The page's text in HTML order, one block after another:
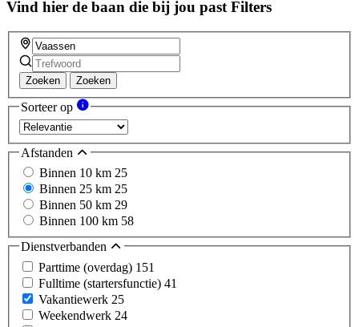
Vind hier de baan die bij jou past Filters
Zoeken Zoeken
Sorteer op
Afstanden
Binnen 10 km 25
Binnen 25 km 25
Binnen 50 km 29
Binnen 100 km 58
Dienstverbanden
Parttime (overdag) 151
Fulltime (startersfunctie) 41
Vakantiewerk 25
Weekendwerk 24